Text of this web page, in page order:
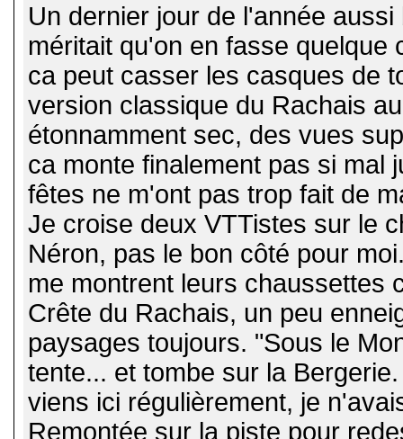
Un dernier jour de l'année
méritait qu'on en fasse quelque
ca peut casser les casques de
version classique du Rachais
étonnamment sec, des vues
ca monte finalement pas si mal
fêtes ne m'ont pas trop fait de
Je croise deux VTTistes sur le
Néron, pas le bon côté pour
me montrent leurs chaussettes
Crête du Rachais, un peu
paysages toujours. "Sous le
tente... et tombe sur la
viens ici régulièrement, je
Remontée sur la piste pour